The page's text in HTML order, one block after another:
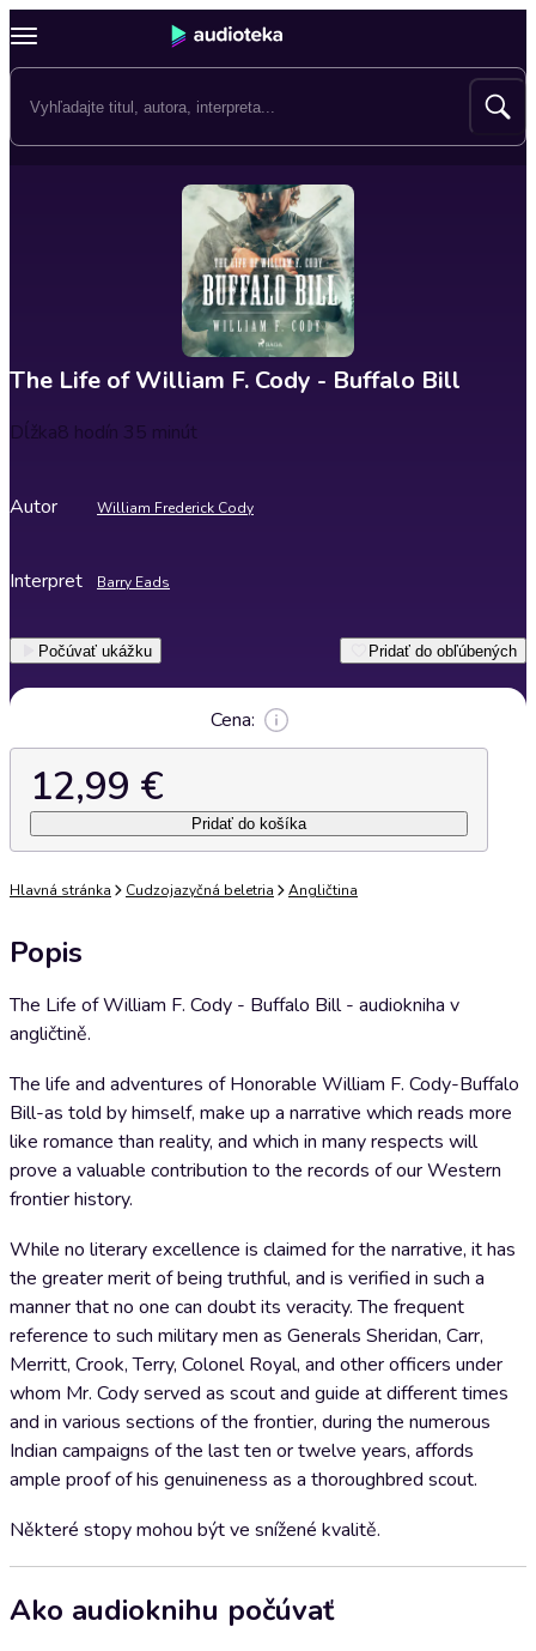
The Life of William F. Cody - Buffalo Bill
Dĺžka8 hodín 35 minút
Autor William Frederick Cody
Interpret Barry Eads
Počúvať ukážku Pridať do obľúbených
Cena:
12,99 €
Pridať do košíka
Hlavná stránka Cudzojazyčná beletria Angličtina
Popis
The Life of William F. Cody - Buffalo Bill - audiokniha v
angličtině.
The life and adventures of Honorable William F. Cody-Buffalo
Bill-as told by himself, make up a narrative which reads more
like romance than reality, and which in many respects will
prove a valuable contribution to the records of our Western
frontier history.
While no literary excellence is claimed for the narrative, it has
the greater merit of being truthful, and is verified in such a
manner that no one can doubt its veracity. The frequent
reference to such military men as Generals Sheridan, Carr,
Merritt, Crook, Terry, Colonel Royal, and other officers under
whom Mr. Cody served as scout and guide at different times
and in various sections of the frontier, during the numerous
Indian campaigns of the last ten or twelve years, affords
ample proof of his genuineness as a thoroughbred scout.
Některé stopy mohou být ve snížené kvalitě.
Ako audioknihu počúvať